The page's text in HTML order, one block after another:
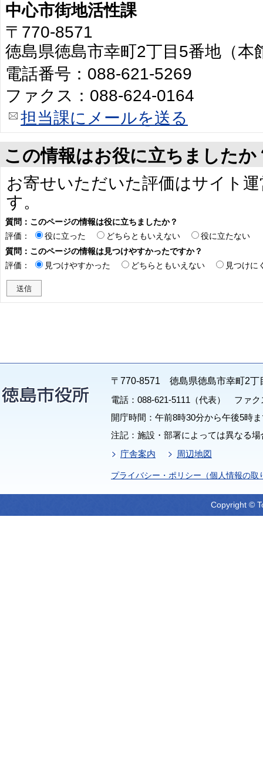
中心市街地活性課
〒770-8571
徳島県徳島市幸町2丁目5番地（本
電話番号：088-621-5269
ファクス：088-624-0164
担当課にメールを送る
この情報はお役に立ちましたか
お寄せいただいた評価はサイト
す。
質問：このページの情報は役に立ちましたか？
評価：
役に立った どちらともいえない
役に立たない
質問：このページの情報は見つけやすかったですか？
評価：
見つけやすかった どちらともいえない 見つけに
〒770-8571 徳島県徳島市幸町2丁
電話：088-621-5111（代表） ファク
開庁時間：午前8時30分から午後5時
注記：施設・部署によっては異なる
庁舎案内
周辺地図
プライバシー・ポリシー（個人情報の取
Copyright ©